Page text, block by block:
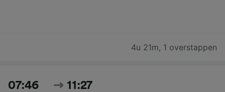
4u 21m, 1 overstappen
07:46 11:27